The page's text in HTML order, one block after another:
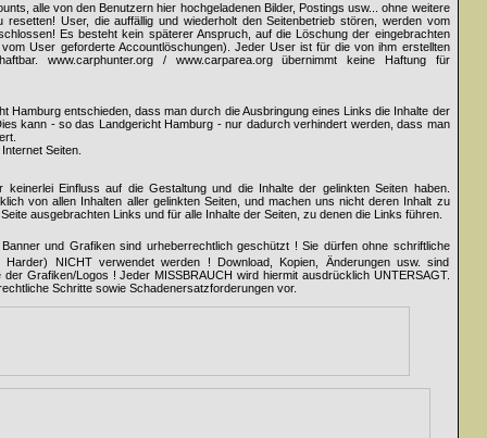
alle von den Benutzern hier hochgeladenen Bilder, Postings usw... ohne weitere
User, die auffällig und wiederholt den Seitenbetrieb stören, werden vom
Es besteht kein späterer Anspruch, auf die Löschung der eingebrachten
User geforderte Accountlöschungen). Jeder User ist für die von ihm erstellten
www.carphunter.org / www.carparea.org übernimmt keine Haftung für
Hamburg entschieden, dass man durch die Ausbringung eines Links die Inhalte der
kann - so das Landgericht Hamburg - nur dadurch verhindert werden, dass man
Seiten.
Einfluss auf die Gestaltung und die Inhalte der gelinkten Seiten haben.
von allen Inhalten aller gelinkten Seiten, und machen uns nicht deren Inhalt zu
ausgebrachten Links und für alle Inhalte der Seiten, zu denen die Links führen.
und Grafiken sind urheberrechtlich geschützt ! Sie dürfen ohne schriftliche
NICHT verwendet werden ! Download, Kopien, Änderungen usw. sind
Grafiken/Logos ! Jeder MISSBRAUCH wird hiermit ausdrücklich UNTERSAGT.
Schritte sowie Schadenersatzforderungen vor.